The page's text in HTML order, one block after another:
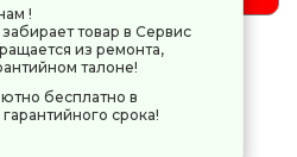
+
!
товар в Сервис
из ремонта,
талоне!
бесплатно в
срока!